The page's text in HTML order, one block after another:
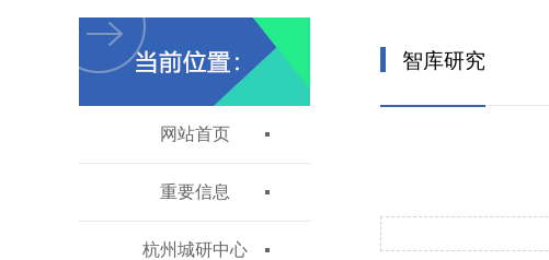
网站首页
重要信息
杭州城研中心
智库研究